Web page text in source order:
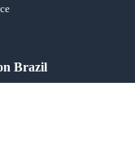
Brazil